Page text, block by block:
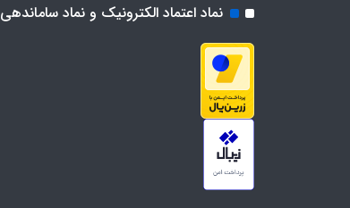
نماد اعتماد الکترونیک و نماد ساماندهی